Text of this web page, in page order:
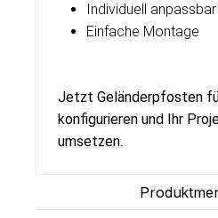
Individuell anpassbar
Einfache Montage
Jetzt Geländerpfosten
konfigurieren und Ihr
umsetzen.